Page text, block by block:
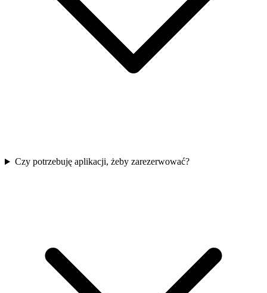
Czy potrzebuję aplikacji, żeby zarezerwować?